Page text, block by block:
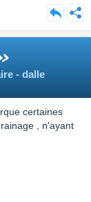
- dalle
certaines
, n'ayant